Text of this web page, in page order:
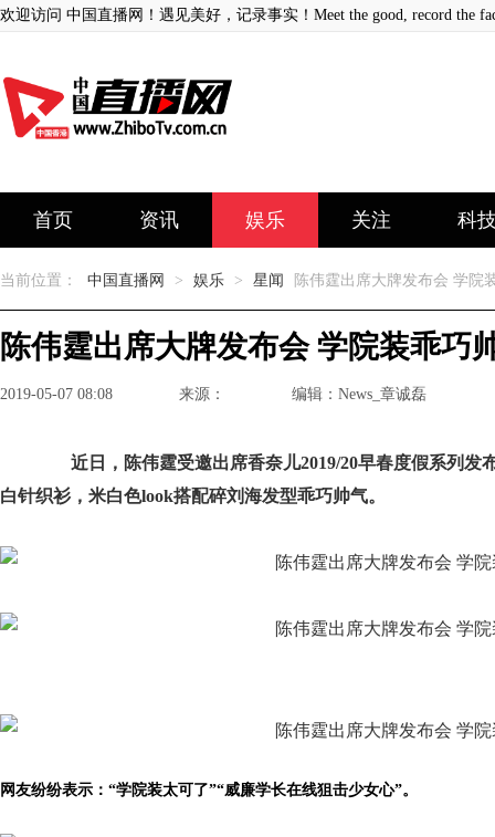
欢迎访问 中国直播网！遇见美好，记录事实！Meet the good, record the
首页 资讯 娱乐 关注 科
当前位置： 中国直播网 > 娱乐 > 星闻 陈伟霆出席大牌发布会 学院
陈伟霆出席大牌发布会 学院装乖巧
2019-05-07 08:08 来源： 编辑：News_章诚磊
近日，陈伟霆受邀出席香奈儿2019/20早春度假系列
白针织衫，米白色look搭配碎刘海发型乖巧帅气。
网友纷纷表示：“学院装太可了”“威廉学长在线狙击少女心”。